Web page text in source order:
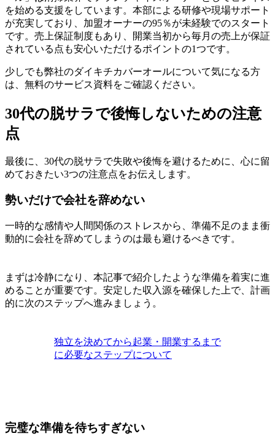
を始める支援をしています。本部による研修や現場サポート
が充実しており、加盟オーナーの95％が未経験でのスタート
です。売上保証制度もあり、開業当初から毎月の売上が保証
されている点も安心いただけるポイントの1つです。
少しでも弊社のダイキチカバーオールについて気になる方
は、無料のサービス資料をご確認ください。
30代の脱サラで後悔しないための注意
点
最後に、30代の脱サラで失敗や後悔を避けるために、心に留
めておきたい3つの注意点をお伝えします。
勢いだけで会社を辞めない
一時的な感情や人間関係のストレスから、準備不足のまま衝
動的に会社を辞めてしまうのは最も避けるべきです。
まずは冷静になり、本記事で紹介したような準備を着実に進
めることが重要です。安定した収入源を確保した上で、計画
的に次のステップへ進みましょう。
独立を決めてから起業・開業するまで
に必要なステップについて
完璧な準備を待ちすぎない